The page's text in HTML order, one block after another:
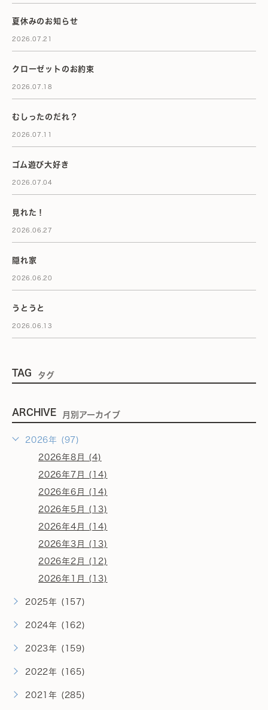
夏休みのお知らせ
2026.07.21
クローゼットのお約束
2026.07.18
むしったのだれ？
2026.07.11
ゴム遊び大好き
2026.07.04
見れた！
2026.06.27
隠れ家
2026.06.20
うとうと
2026.06.13
TAG タグ
ARCHIVE 月別アーカイブ
2026年 (97)
2026年8月 (4)
2026年7月 (14)
2026年6月 (14)
2026年5月 (13)
2026年4月 (14)
2026年3月 (13)
2026年2月 (12)
2026年1月 (13)
2025年 (157)
2024年 (162)
2023年 (159)
2022年 (165)
2021年 (285)